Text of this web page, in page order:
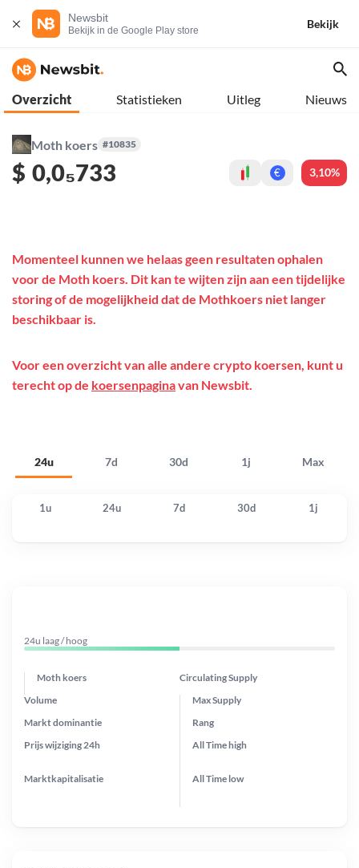
Newsbit
Bekijk in de Google Play store
Bekijk
Overzicht Statistieken Uitleg Nieuws
Moth koers #10835
$ 0,0₅733 € 3,10%
24u 7d 30d 1j Max
Momenteel kunnen we helaas geen resultaten ophalen
voor de Moth koers. Dit kan te wijten zijn aan een tijdelijke
storing of de mogelijkheid dat de Mothkoers niet langer
beschikbaar is.
Voor een overzicht van alle andere crypto koersen, kunt u
terecht op de koersenpaginavan Newsbit.
1u 24u 7d 30d 1j
24u laag / hoog
Moth koers Circulating Supply
Prijs wijziging 24h
Max Supply
Markt dominantie
Marktkapitalisatie
Volume
Rang
All Timehigh
All Time low